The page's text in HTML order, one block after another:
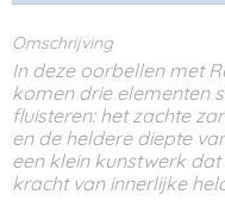
Omschrijving
In deze oorbellen met
komen drie elementen
fluisteren: het zachte
en de heldere diepte
een klein kunstwerk
kracht van innerlijke